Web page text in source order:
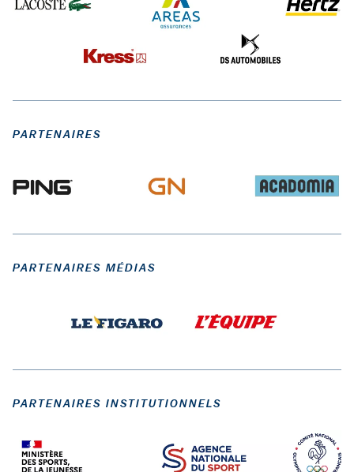
PARTENAIRES
PARTENAIRES MÉDIAS
PARTENAIRES INSTITUTIONNELS